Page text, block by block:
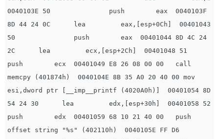
0040103E 50               push        eax  0040103F
8D 44 24 0C      lea         eax,[esp+0Ch]  00401043
50               push        eax  00401044 8D 4C 24
2C      lea         ecx,[esp+2Ch]  00401048 51
push        ecx  00401049 E8 26 08 00 00   call
memcpy (401874h)  0040104E 8B 35 A0 20 40 00 mov
esi,dword ptr [__imp__printf (4020A0h)]  00401054 8D
54 24 30      lea         edx,[esp+30h]  00401058 52
push        edx  00401059 68 10 21 40 00   push
offset string "%s" (402110h)  0040105E FF D6